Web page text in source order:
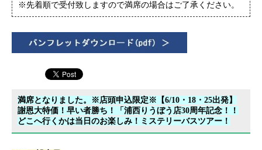
※先着順で受付致しますので満席の場合はご了承ください。
満席となりました。※店頭申込限定※【6/10・18・25出発】
謝恩大特価！早い者勝ち！「浦西りうぼう店30周年記念！！
どこへ行くかは当日のお楽しみ！ミステリーバスツアー！